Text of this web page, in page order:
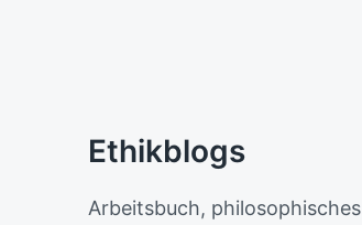
Ethikblogs
Arbeitsbuch, philosophisches